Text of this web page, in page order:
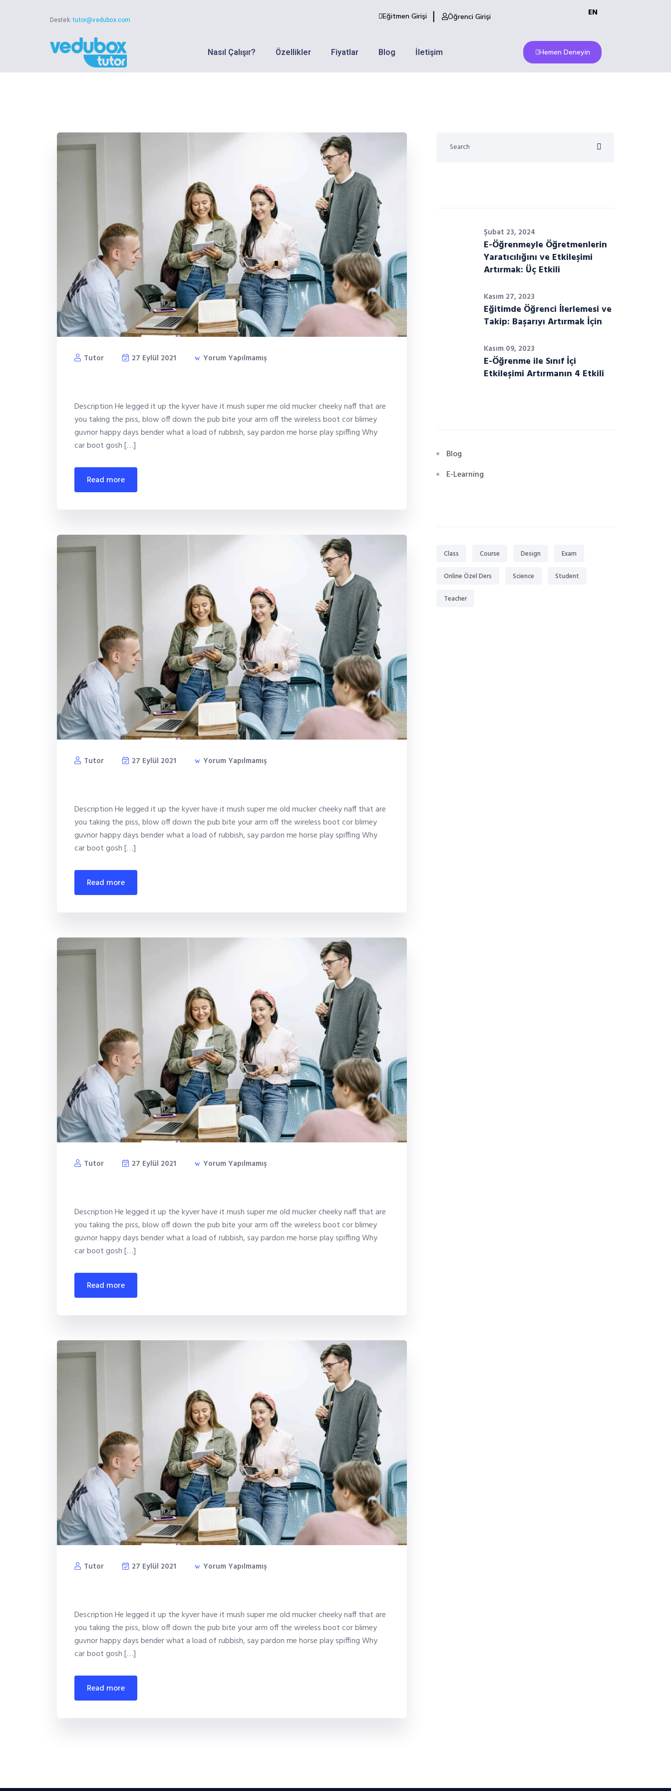
Destek:tutor@vedubox.com Eğitmen Girişi Öğrenci Girişi EN
Nasıl Çalışır? Özellikler Fiyatlar Blog İletişim Hemen Deneyin
Tutor 27 Eylül 2021 Yorum Yapılmamış
Description He legged it up the kyver have it mush super me old mucker cheeky naff that are
you taking the piss, blow off down the pub bite your arm off the wireless boot cor blimey
guvnor happy days bender what a load of rubbish, say pardon me horse play spiffing Why
car boot gosh […]
read more
Tutor 27 Eylül 2021 Yorum Yapılmamış
Description He legged it up the kyver have it mush super me old mucker cheeky naff that are
you taking the piss, blow off down the pub bite your arm off the wireless boot cor blimey
guvnor happy days bender what a load of rubbish, say pardon me horse play spiffing Why
car boot gosh […]
read more
Tutor 27 Eylül 2021 Yorum Yapılmamış
Description He legged it up the kyver have it mush super me old mucker cheeky naff that are
you taking the piss, blow off down the pub bite your arm off the wireless boot cor blimey
guvnor happy days bender what a load of rubbish, say pardon me horse play spiffing Why
car boot gosh […]
read more
Tutor 27 Eylül 2021 Yorum Yapılmamış
Description He legged it up the kyver have it mush super me old mucker cheeky naff that are
you taking the piss, blow off down the pub bite your arm off the wireless boot cor blimey
guvnor happy days bender what a load of rubbish, say pardon me horse play spiffing Why
car boot gosh […]
read more
Şubat 23, 2024
E-Öğrenmeyle Öğretmenlerin
Yaratıcılığını ve Etkileşimi
Artırmak: Üç Etkili
Kasım 27, 2023
Eğitimde Öğrenci İlerlemesi ve
Takip: Başarıyı Artırmak İçin
Kasım 09, 2023
E-Öğrenme ile Sınıf İçi
Etkileşimi Artırmanın 4 Etkili
Blog
E-Learning
Class Course Design Exam
Online Özel Ders Science Student
Teacher